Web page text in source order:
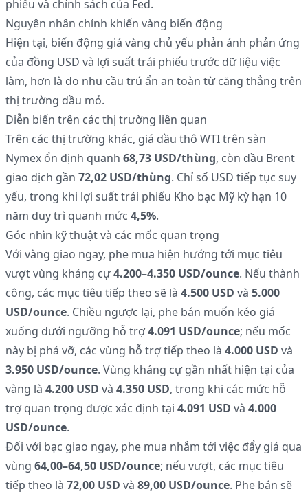
phiếu và chính sách của Fed.
Nguyên nhân chính khiến vàng biến động
Hiện tại, biến động giá vàng chủ yếu phản ánh phản ứng
của đồng USD và lợi suất trái phiếu trước dữ liệu việc
làm, hơn là do nhu cầu trú ẩn an toàn từ căng thẳng trên
thị trường dầu mỏ.
Diễn biến trên các thị trường liên quan
Trên các thị trường khác, giá dầu thô WTI trên sàn
Nymex ổn định quanh 68,73 USD/thùng, còn dầu Brent
giao dịch gần 72,02 USD/thùng. Chỉ số USD tiếp tục suy
yếu, trong khi lợi suất trái phiếu Kho bạc Mỹ kỳ hạn 10
năm duy trì quanh mức 4,5%.
Góc nhìn kỹ thuật và các mốc quan trọng
Với vàng giao ngay, phe mua hiện hướng tới mục tiêu
vượt vùng kháng cự4.200–4.350 USD/ounce. Nếu thành
công, các mục tiêu tiếp theo sẽ là 4.500 USD và 5.000
USD/ounce. Chiều ngược lại, phe bán muốn kéo giá
xuống dưới ngưỡng hỗ trợ4.091 USD/ounce; nếu mốc
này bị phá vỡ, các vùng hỗ trợ tiếp theo là 4.000 USD và
3.950 USD/ounce. Vùng kháng cự gần nhất hiện tại của
vàng là 4.200 USD và 4.350 USD, trong khi các mức hỗ
trợ quan trọng được xác định tại 4.091 USD và 4.000
USD/ounce.
Đối với bạc giao ngay, phe mua nhắm tới việc đẩy giá qua
vùng 64,00–64,50 USD/ounce; nếu vượt, các mục tiêu
tiếp theo là 72,00 USD và 89,00 USD/ounce. Phe bán sẽ